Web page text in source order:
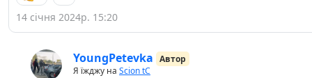
14 січня 2024р. 15:20
YoungPetevka Автор
Я їжджу на Scion tC